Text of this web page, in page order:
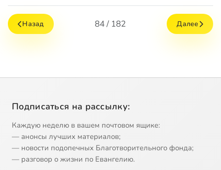
Назад 84 / 182 Далее
Подписаться на рассылку:
Каждую неделю в вашем почтовом ящике:
— анонсы лучших материалов;
— новости подопечных Благотворительного фонда;
— разговор о жизни по Евангелию.